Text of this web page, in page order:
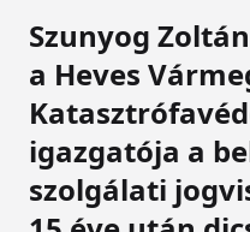
Szunyog
a Heves
igazgatója a
szolgálati